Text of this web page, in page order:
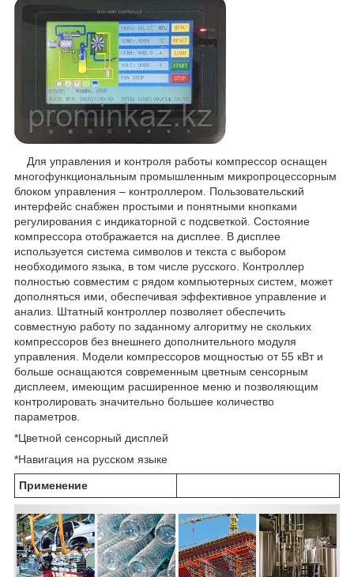
Для управления и контроля работы компрессор оснащен
многофункциональным промышленным микропроцессорным
блоком управления – контроллером. Пользовательский
интерфейс снабжен простыми и понятными кнопками
регулирования с индикаторной c подсветкой. Состояние
компрессора отображается на дисплее. В дисплее
используется система символов и текста с выбором
необходимого языка, в том числе русского. Контроллер
полностью совместим с рядом компьютерных систем, может
дополняться ими, обеспечивая эффективное управление и
анализ. Штатный контроллер позволяет обеспечить
совместную работу по заданному алгоритму не скольких
компрессоров без внешнего дополнительного модуля
управления. Модели компрессоров мощностью от 55 кВт и
больше оснащаются современным цветным сенсорным
дисплеем, имеющим расширенное меню и позволяющим
контролировать значительно большее количество
параметров.
*Цветной сенсорный дисплей
*Навигация на русском языке
Применение